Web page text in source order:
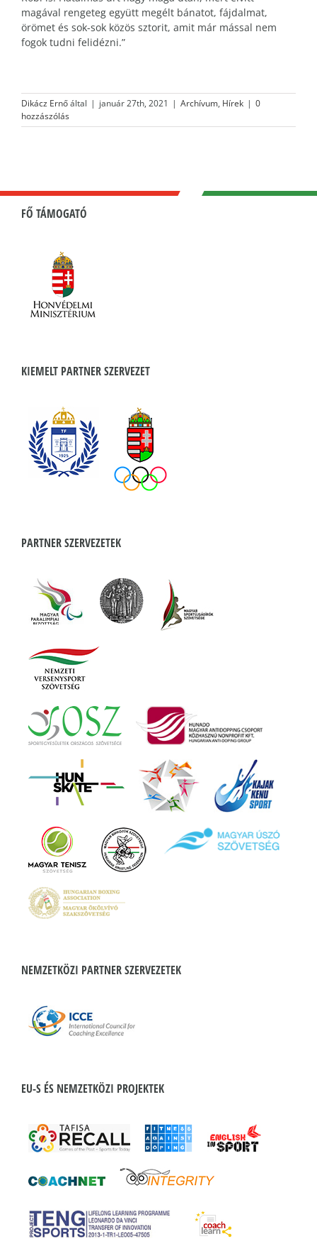
magával rengeteg együtt megélt bánatot, fájdalmat,
örömet és sok-sok közös sztorit, amit már mással nem
fogok tudni felidézni.”
Dikácz Ernőáltal | január 27th, 2021 | Archívum, Hírek | 0
hozzászólás
FŐ TÁMOGATÓ
KIEMELT PARTNER SZERVEZET
PARTNER SZERVEZETEK
NEMZETKÖZI PARTNER SZERVEZETEK
EU-S ÉS NEMZETKÖZI PROJEKTEK